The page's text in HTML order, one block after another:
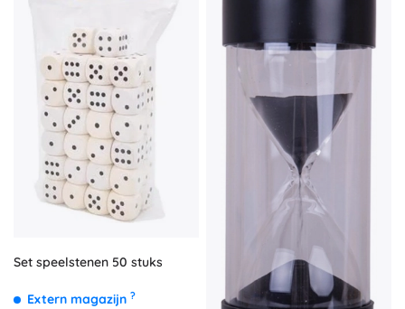
Set speelstenen 50 stuks
Extern magazijn ?